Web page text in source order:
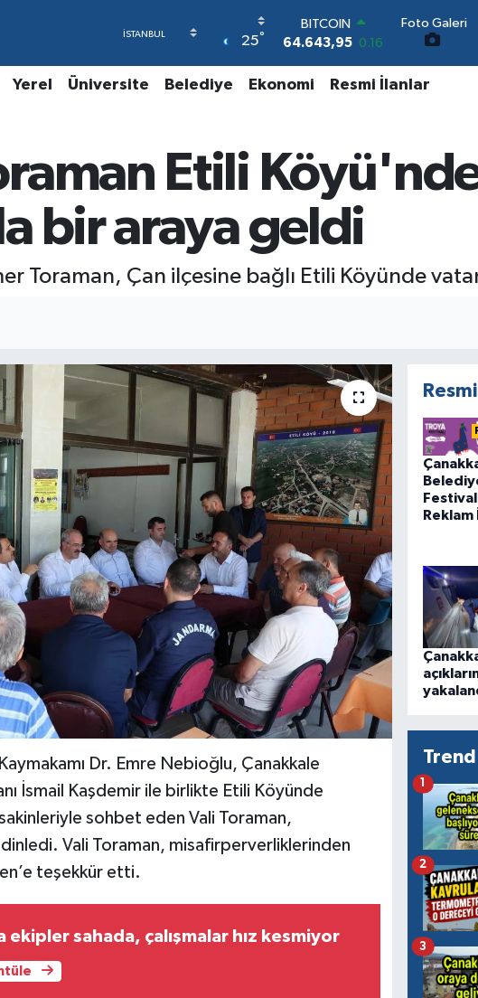
25°
64.643,95
0.16
DOLAR
47,6704 0
EURO
GRAM ALTIN
6500.87
0.12
BİST100
13.799
70
Foto Galeri
Yerel Üniversite Belediye Ekonomi Resmi İlanlar
Etili
bir araya geldi
Toraman, Çan ilçesine bağlı Etili Köyünde
Dr. Emre Nebioğlu, Çanakkale
İsmail Kaşdemir ile birlikte Etili Köyünde
sohbet eden Vali Toraman,
dinledi. Vali Toraman, misafirperverliklerinden
teşekkür etti.
ekipler sahada, çalışmalar hız kesmiyor
Reklam
1
2
3